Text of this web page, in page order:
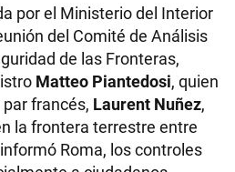
por el Ministerio del Interior
del Comité de Análisis
de las Fronteras,
Matteo Piantedosi, quien
francés, Laurent Nuñez,
la frontera terrestre entre
Roma, los controles